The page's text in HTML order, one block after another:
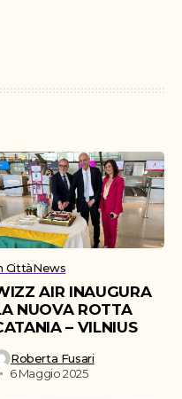
CittàNews
AIR INAUGURA
NUOVA ROTTA
– VILNIUS
Roberta Fusari
6 Maggio 2025